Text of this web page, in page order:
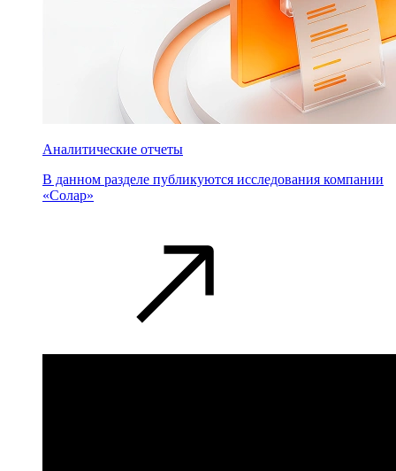
Аналитические отчеты
В данном разделе публикуются исследования компании
«Солар»